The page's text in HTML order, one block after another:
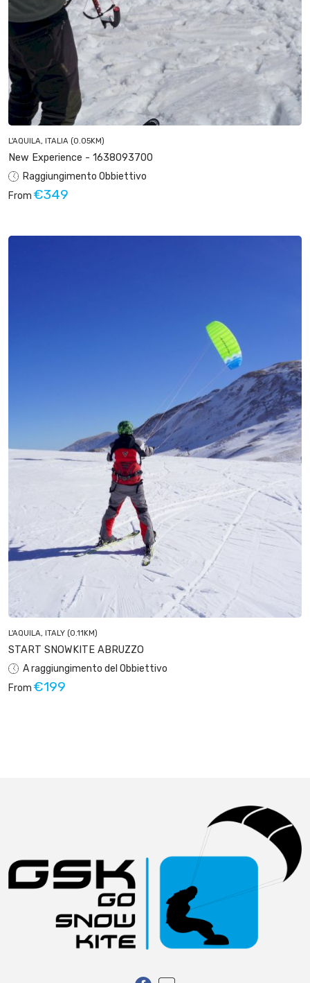
L'AQUILA, ITALIA (0.05KM)
New Experience - 1638093700
Raggiungimento Obbiettivo
From€349
L'AQUILA, ITALY (0.11KM)
START SNOWKITE ABRUZZO
A raggiungimento del Obbiettivo
From€199